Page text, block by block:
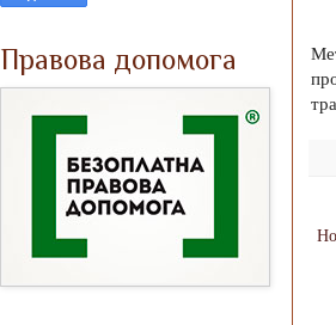
Правова допомога